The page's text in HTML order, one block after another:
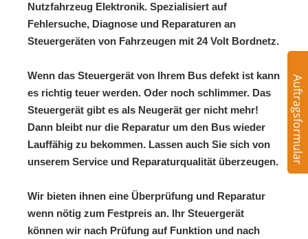
Nutzfahrzeug Elektronik. Spezialisiert auf
Fehlersuche, Diagnose und Reparaturen an
Steuergeräten von Fahrzeugen mit 24 Volt Bordnetz.
Wenn das Steuergerät von Ihrem Bus defekt ist kann
es richtig teuer werden. Oder noch schlimmer. Das
Steuergerät gibt es als Neugerät ger nicht mehr!
Dann bleibt nur die Reparatur um den Bus wieder
Lauffähig zu bekommen. Lassen auch Sie sich von
unserem Service und Reparaturqualität überzeugen.
Wir bieten ihnen eine Überprüfung und Reparatur
wenn nötig zum Festpreis an. Ihr Steuergerät
können wir nach Prüfung auf Funktion und nach
Auftragsformular